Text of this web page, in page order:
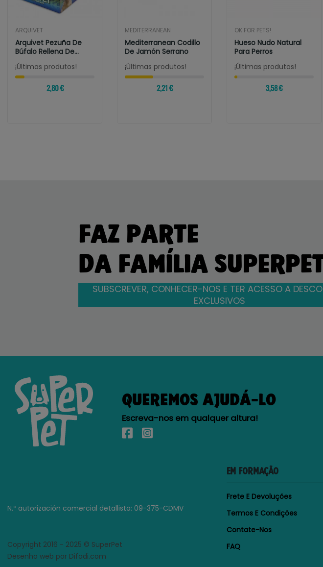
ARQUIVET
Arquivet Pezuña De
Búfalo Rellena De
Palitos De Piel...
¡Últimas produtos!
2,80 €
MEDITERRANEAN
Mediterranean Codillo
De Jamón Serrano
¡Últimas produtos!
2,21 €
OK FOR PETS!
Hueso Nudo Natural
Para Perros
¡Últimas produtos!
3,58 €
FAZ PARTE
DA FAMÍLIA
SUBSCREVER, CONHECER-NOS E TER ACESSO A
EXCLUSIVOS
QUEREMOS AJUDÁ-LO
Escreva-nos em qualquer altura!
N.º autorización comercial detallista: 09-375-CDMV
Copyright 2016 - 2025 © SuperPet
Desenho web por Difadi.com
EM FORMAÇÃO
Frete E Devoluções
Termos E Condições
Contate-Nos
FAQ